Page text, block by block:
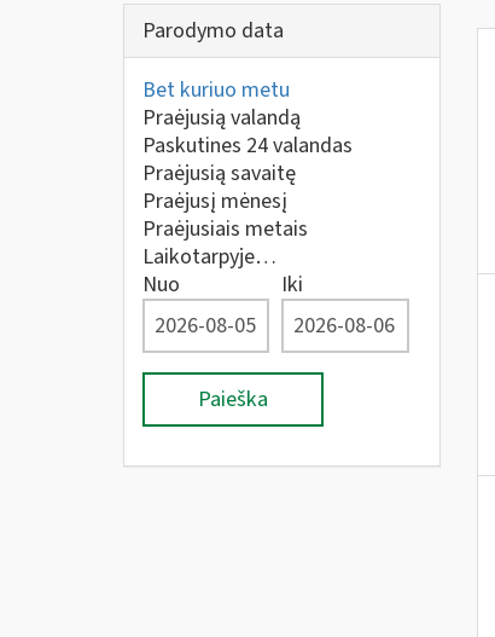
Parodymo data
Bet kuriuo metu
Praėjusią valandą
Paskutines 24 valandas
Praėjusią savaitę
Praėjusį mėnesį
Praėjusiais metais
Laikotarpyje…
Nuo
Iki
Paieška